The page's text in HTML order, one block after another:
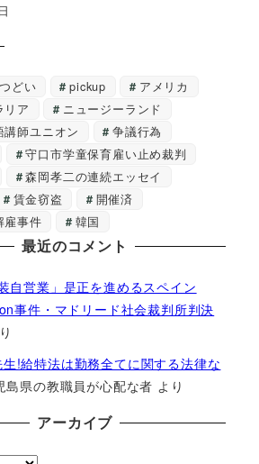
どい pickup
アメリカ
リア
ニュージーランド
講師ユニオン
争議行為
守口市学童保育雇い止め裁判
森岡孝二の連続エッセイ
賃金窃盗
開催済
雇事件
韓国
最近のコメント
自営業」是正を進めるスペイン
事件・マドリード社会裁判所判決
!給特法は勤務全てに関する法律な
島県の教職員が心配な者 より
アーカイブ